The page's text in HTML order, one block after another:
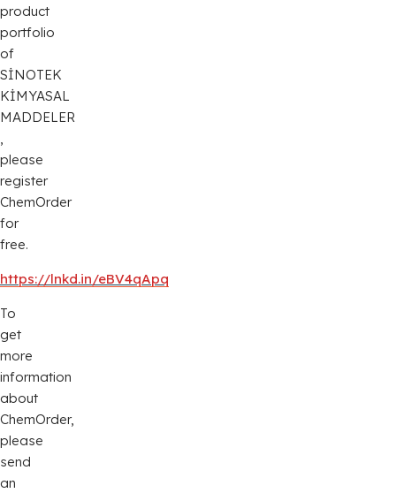
product
portfolio
of
SİNOTEK
KİMYASAL
MADDELER
,
please
register
ChemOrder
for
free.
https://lnkd.in/eBV4qApq
To
get
more
information
about
ChemOrder,
please
send
an